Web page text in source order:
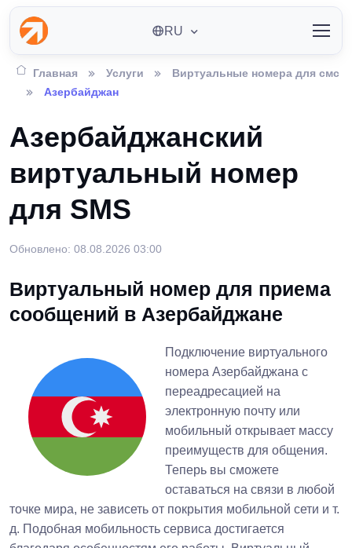
RU
Главная Услуги
Виртуальные номера для смс
Азербайджан
Азербайджанский
виртуальный номер
для SMS
Обновлено: 08.08.2026 03:00
Виртуальный номер для приема
сообщений в Азербайджане
Подключение виртуального
номера Азербайджана с
переадресацией на
электронную почту или
мобильный открывает массу
преимуществ для общения.
Теперь вы сможете
оставаться на связи в любой
точке мира, не зависеть от покрытия мобильной сети и т.
д. Подобная мобильность сервиса достигается